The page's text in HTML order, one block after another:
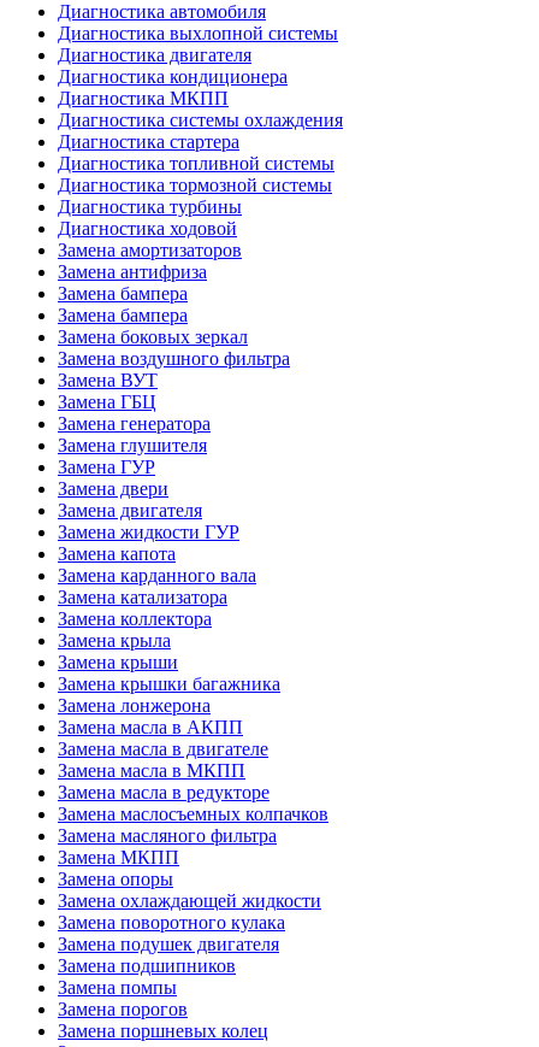
Диагностика автомобиля
Диагностика выхлопной системы
Диагностика двигателя
Диагностика кондиционера
Диагностика МКПП
Диагностика системы охлаждения
Диагностика стартера
Диагностика топливной системы
Диагностика тормозной системы
Диагностика турбины
Диагностика ходовой
Замена амортизаторов
Замена антифриза
Замена бампера
Замена бампера
Замена боковых зеркал
Замена воздушного фильтра
Замена ВУТ
Замена ГБЦ
Замена генератора
Замена глушителя
Замена ГУР
Замена двери
Замена двигателя
Замена жидкости ГУР
Замена капота
Замена карданного вала
Замена катализатора
Замена коллектора
Замена крыла
Замена крыши
Замена крышки багажника
Замена лонжерона
Замена масла в АКПП
Замена масла в двигателе
Замена масла в МКПП
Замена масла в редукторе
Замена маслосъемных колпачков
Замена масляного фильтра
Замена МКПП
Замена опоры
Замена охлаждающей жидкости
Замена поворотного кулака
Замена подушек двигателя
Замена подшипников
Замена помпы
Замена порогов
Замена поршневых колец